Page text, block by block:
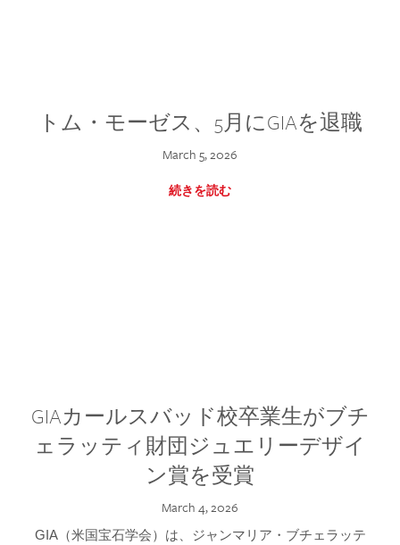
トム・モーゼス、5月にGIAを退職
March 5, 2026
続きを読む
GIAカールスバッド校卒業生がブチ
ェラッティ財団ジュエリーデザイ
ン賞を受賞
March 4, 2026
GIA（米国宝石学会）は、ジャンマリア・ブチェラッテ